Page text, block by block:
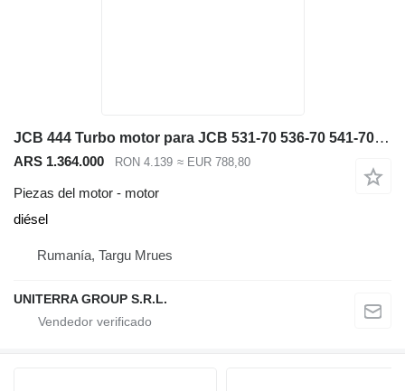
JCB 444 Turbo motor para JCB 531-70 536-70 541-70 540-140 cargadora telescópica
ARS 1.364.000 RON 4.139 ≈ EUR 788,80
Piezas del motor - motor
diésel
Rumanía, Targu Mrues
UNITERRA GROUP S.R.L.